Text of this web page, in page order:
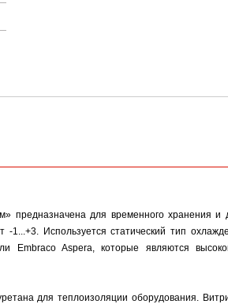
предназначена для временного хранения
Используется статический тип
Embraco Aspera, которые являются
для теплоизоляции оборудования.